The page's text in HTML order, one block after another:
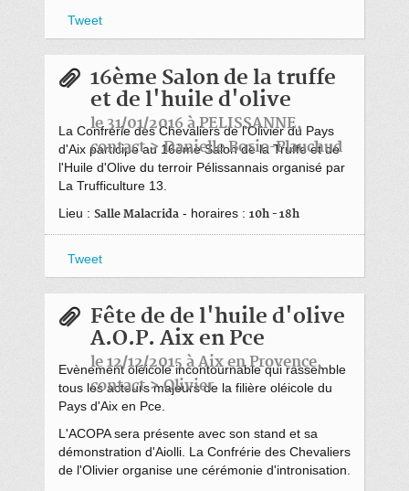
Tweet
16ème Salon de la truffe
et de l'huile d'olive
le 31/01/2016 à PELISSANNE,
contact > Danielle Bosio-Plauchud
La Confrérie des Chevaliers de l'Olivier du Pays
d'Aix participe au 16ème Salon de la Truffe et de
l'Huile d'Olive du terroir Pélissannais organisé par
La Trufficulture 13.
Lieu : Salle Malacrida - horaires : 10h - 18h
Tweet
Fête de de l'huile d'olive
A.O.P. Aix en Pce
le 12/12/2015 à Aix en Provence,
contact > Olivier
Evènement oléicole incontournable qui rassemble
tous les acteurs majeurs de la filière oléicole du
Pays d'Aix en Pce.
L'ACOPA sera présente avec son stand et sa
démonstration d'Aiolli. La Confrérie des Chevaliers
de l'Olivier organise une cérémonie d'intronisation.